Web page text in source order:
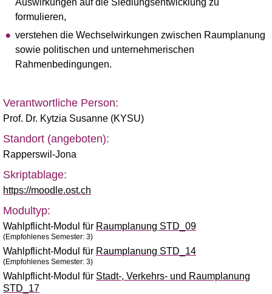
Auswirkungen auf die Siedlungsentwicklung zu
formulieren,
verstehen die Wechselwirkungen zwischen Raumplanung
sowie politischen und unternehmerischen
Rahmenbedingungen.
Verantwortliche Person:
Prof. Dr. Kytzia Susanne (KYSU)
Standort (angeboten):
Rapperswil-Jona
Skriptablage:
https://moodle.ost.ch
Modultyp:
Wahlpflicht-Modul für Raumplanung STD_09
(Empfohlenes Semester: 3)
Wahlpflicht-Modul für Raumplanung STD_14
(Empfohlenes Semester: 3)
Wahlpflicht-Modul für Stadt-, Verkehrs- und Raumplanung
STD_17